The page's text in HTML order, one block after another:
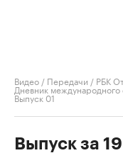
Видео / Передачи / РБК
Дневник
Выпуск 01
Выпуск за